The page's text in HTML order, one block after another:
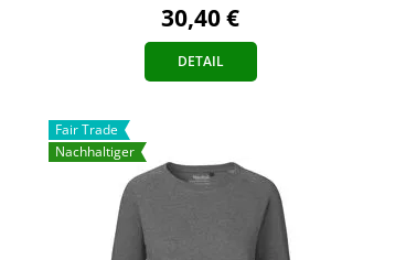
30,40 €
DETAIL
Fair Trade
Nachhaltiger